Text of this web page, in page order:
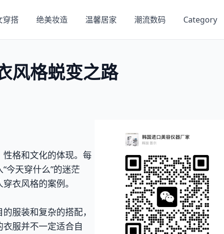
穿搭 绝美妆造 温馨居家 潮流数码 Category
风格蜕变之路
格和文化的体现。每
今天穿什么”的迷茫
衣风格的案例。
服装和复杂的搭配，
服并不一定适合自